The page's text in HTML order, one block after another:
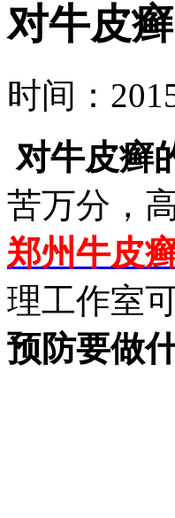
对牛皮
时间：
对牛皮癣
苦万分，
郑州牛皮
理工作室
预防要做